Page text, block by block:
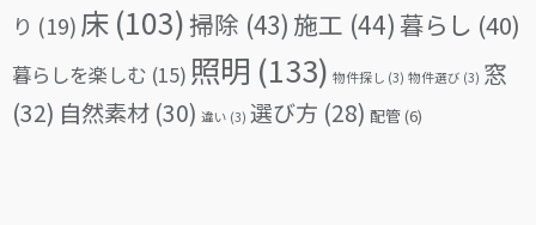
り (19) 床 (103)掃除 (43) 施工 (44) 暮らし (40)
暮らしを楽しむ (15) 照明 (133) 物件探し (3) 物件選び (3) 窓
(32) 自然素材 (30) 違い (3) 選び方 (28) 配管(6)